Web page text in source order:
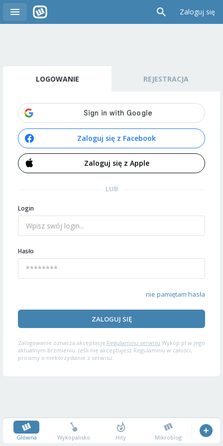
Zaloguj się
LOGOWANIE REJESTRACJA
Zaloguj się z Facebook
Zaloguj się z Apple
LUB
Login
Hasło
nie pamiętam hasła
ZALOGUJ SIĘ
Zalogowanie oznacza akceptację Regulaminu serwisu Wykop.pl w jego
aktualnym brzmieniu. Jeśli nie akceptujesz Regulaminu w całości,
prosimy o niekorzystanie z serwisu.
Główna Wykopalisko Hity Mikroblog